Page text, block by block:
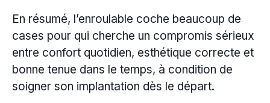
En résumé, l’enroulable coche beaucoup de
cases pour qui cherche un compromis sérieux
entre confort quotidien, esthétique correcte et
bonne tenue dans le temps, à condition de
soigner son implantation dès le départ.